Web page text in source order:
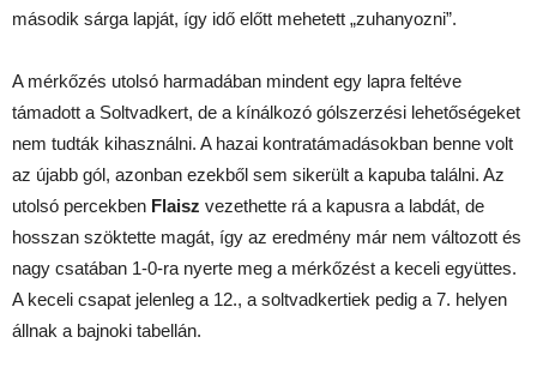
második sárga lapját, így idő előtt mehetett „zuhanyozni”.
A mérkőzés utolsó harmadában mindent egy lapra feltéve
támadott a Soltvadkert, de a kínálkozó gólszerzési lehetőségeket
nem tudták kihasználni. A hazai kontratámadásokban benne volt
az újabb gól, azonban ezekből sem sikerült a kapuba találni. Az
utolsó percekben Flaisz vezethette rá a kapusra a labdát, de
hosszan szöktette magát, így az eredmény már nem változott és
nagy csatában 1-0-ra nyerte meg a mérkőzést a keceli együttes.
A keceli csapat jelenleg a 12., a soltvadkertiek pedig a 7. helyen
állnak a bajnoki tabellán.